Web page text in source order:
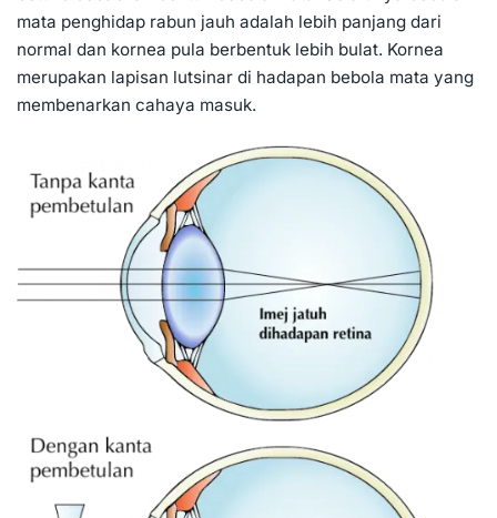
mata penghidap rabun jauh adalah lebih panjang dari
normal dan kornea pula berbentuk lebih bulat. Kornea
merupakan lapisan lutsinar di hadapan bebola mata yang
membenarkan cahaya masuk.